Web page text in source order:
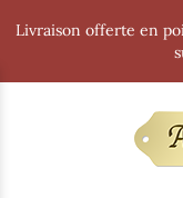
Livraison offerte en